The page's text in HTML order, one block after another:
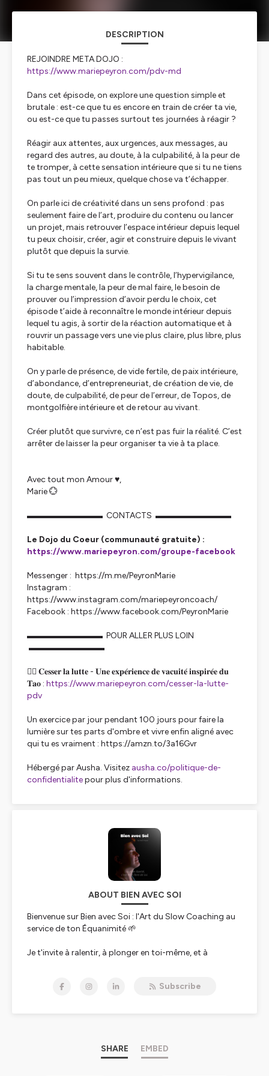
DESCRIPTION
REJOINDRE META DOJO :
https://www.mariepeyron.com/pdv-md
Dans cet épisode, on explore une question simple et
brutale : est-ce que tu es encore en train de créer ta vie,
ou est-ce que tu passes surtout tes journées à réagir ?
Réagir aux attentes, aux urgences, aux messages, au
regard des autres, au doute, à la culpabilité, à la peur de
te tromper, à cette sensation intérieure que si tu ne tiens
pas tout un peu mieux, quelque chose va t’échapper.
On parle ici de créativité dans un sens profond : pas
seulement faire de l’art, produire du contenu ou lancer
un projet, mais retrouver l’espace intérieur depuis lequel
tu peux choisir, créer, agir et construire depuis le vivant
plutôt que depuis la survie.
Si tu te sens souvent dans le contrôle, l’hypervigilance,
la charge mentale, la peur de mal faire, le besoin de
prouver ou l’impression d’avoir perdu le choix, cet
épisode t’aide à reconnaître le monde intérieur depuis
lequel tu agis, à sortir de la réaction automatique et à
rouvrir un passage vers une vie plus claire, plus libre, plus
habitable.
On y parle de présence, de vide fertile, de paix intérieure,
d’abondance, d’entrepreneuriat, de création de vie, de
doute, de culpabilité, de peur de l’erreur, de Topos, de
montgolfière intérieure et de retour au vivant.
Créer plutôt que survivre, ce n’est pas fuir la réalité. C’est
arrêter de laisser la peur organiser ta vie à ta place.
Avec tout mon Amour ♥️,⁣⁣⁣⁣⁣⁣⁣⁣⁣⁣
Marie ⁣⁣⁣⁣⁣💮
▬▬▬▬▬▬▬▬▬ CONTACTS ▬▬▬▬▬▬▬▬▬⁣
Le Dojo du Coeur (communauté gratuite) :
https://www.mariepeyron.com/groupe-facebook
Messenger : https://m.me/PeyronMarie
Instagram :
https://www.instagram.com/mariepeyroncoach/⁣
Facebook : https://www.facebook.com/PeyronMarie ⁣
▬▬▬▬▬▬▬▬▬ POUR ALLER PLUS LOIN
▬▬▬▬▬▬▬▬▬⁣
🧘‍♂️ 𝐂𝐞𝐬𝐬𝐞𝐫 𝐥𝐚 𝐥𝐮𝐭𝐭𝐞 - 𝐔𝐧𝐞 𝐞𝐱𝐩𝐞́𝐫𝐢𝐞𝐧𝐜𝐞 𝐝𝐞 𝐯𝐚𝐜𝐮𝐢𝐭𝐞́ 𝐢𝐧𝐬𝐩𝐢𝐫𝐞́𝐞 𝐝𝐮
𝐓𝐚𝐨 : https://www.mariepeyron.com/cesser-la-lutte-
pdv
Un exercice par jour pendant 100 jours pour faire la
lumière sur tes parts d'ombre et vivre enfin aligné avec
qui tu es vraiment : https://amzn.to/3a16Gvr
Hébergé par Ausha. Visitez ausha.co/politique-de-
confidentialitepour plus d'informations.
ABOUT BIEN AVEC SOI
Bienvenue sur Bien avec Soi : l'Art du Slow Coaching au
service de ton Équanimité 🌱
Je t'invite à ralentir, à plonger en toi-même, et à
cherche pas à se "réparer", mais à se révéler pleinement.
ce qui est vraiment important pour toi.
Subscribe
SHARE EMBED